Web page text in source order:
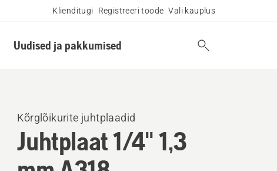
Klienditugi Registreeri toode Vali kauplus
Uudised ja pakkumised
Kõrglõikurite juhtplaadid
Juhtplaat 1/4" 1,3